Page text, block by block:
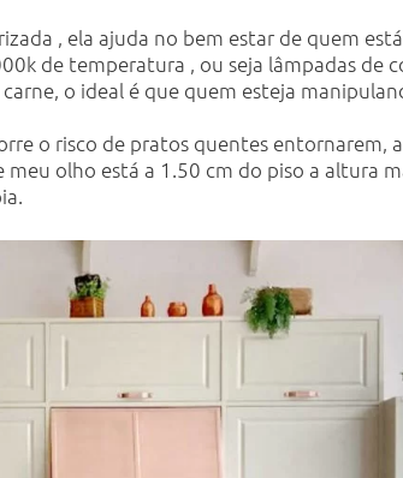
, ela ajuda no bem estar de quem
de temperatura , ou seja lâmpadas de
o ideal é que quem esteja
o risco de pratos quentes entornarem,
olho está a 1.50 cm do piso a altura